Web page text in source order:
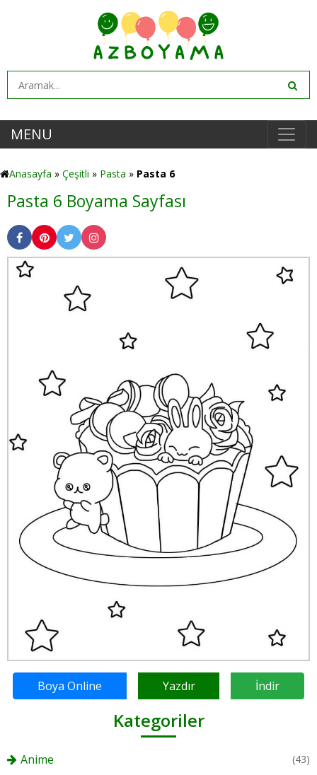
MENU
Anasayfa » Çeşitli » Pasta » Pasta 6
Pasta 6 Boyama Sayfası
Boya Online Yazdır İndir
Kategoriler
Anime (43)